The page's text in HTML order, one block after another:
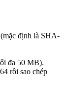
định là SHA-
đa 50 MB).
rồi sao chép